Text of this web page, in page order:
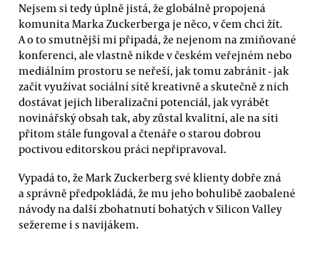
Nejsem si tedy úplně jistá, že globálně propojená
komunita Marka Zuckerberga je něco, v čem chci žít.
A o to smutnější mi připadá, že nejenom na zmiňované
konferenci, ale vlastně nikde v českém veřejném nebo
mediálním prostoru se neřeší, jak tomu zabránit - jak
začít využívat sociální sítě kreativně a skutečně z nich
dostávat jejich liberalizační potenciál, jak vyrábět
novinářský obsah tak, aby zůstal kvalitní, ale na síti
přitom stále fungoval a čtenáře o starou dobrou
poctivou editorskou práci nepřipravoval.
Vypadá to, že Mark Zuckerberg své klienty dobře zná
a správně předpokládá, že mu jeho bohulibě zaobalené
návody na další zbohatnutí bohatých v Silicon Valley
sežereme i s navijákem.